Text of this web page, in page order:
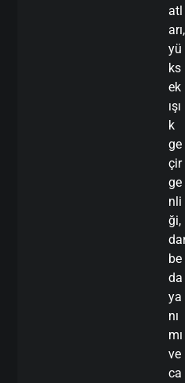
atl
arı,
yü
ks
ek
ışı
k
ge
çir
ge
nli
ği,
be
da
ya
nı
mı
ve
ca